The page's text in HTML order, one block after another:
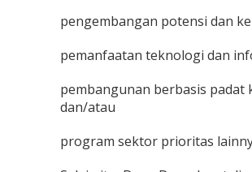
pengembangan potensi dan
pemanfaatan teknologi dan
pembangunan berbasis padat
dan/atau
program sektor prioritas